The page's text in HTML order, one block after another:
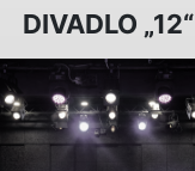
DIVADLO „12“